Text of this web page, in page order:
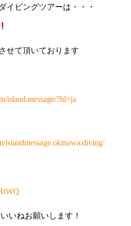
イビングツアーは・・・
せて頂いております
island.message/?hl=ja
islandmessage.okinawa.diving/
いねお願いします！